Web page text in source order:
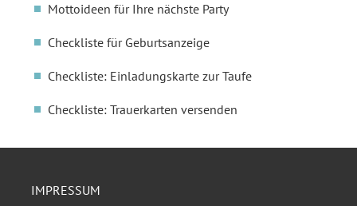
Mottoideen für Ihre nächste Party
Checkliste für Geburtsanzeige
Checkliste: Einladungskarte zur Taufe
Checkliste: Trauerkarten versenden
IMPRESSUM